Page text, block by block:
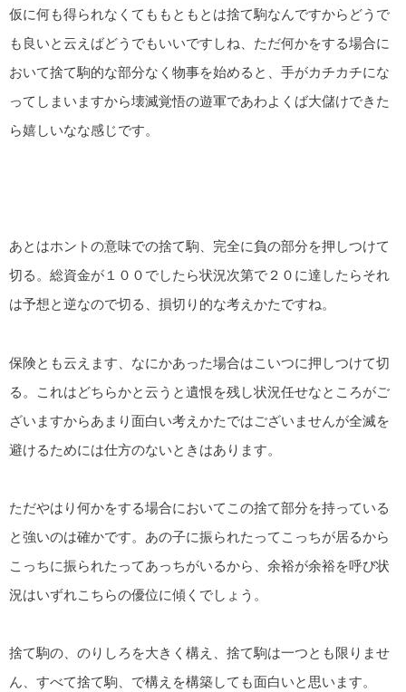
仮に何も得られなくてももともとは捨て駒なんですからどうで
も良いと云えばどうでもいいですしね、ただ何かをする場合に
おいて捨て駒的な部分なく物事を始めると、手がカチカチにな
ってしまいますから壊滅覚悟の遊軍であわよくば大儲けできた
ら嬉しいなな感じです。
あとはホントの意味での捨て駒、完全に負の部分を押しつけて
切る。総資金が１００でしたら状況次第で２０に達したらそれ
は予想と逆なので切る、損切り的な考えかたですね。
保険とも云えます、なにかあった場合はこいつに押しつけて切
る。これはどちらかと云うと遺恨を残し状況任せなところがご
ざいますからあまり面白い考えかたではございませんが全滅を
避けるためには仕方のないときはあります。
ただやはり何かをする場合においてこの捨て部分を持っている
と強いのは確かです。あの子に振られたってこっちが居るから
こっちに振られたってあっちがいるから、余裕が余裕を呼び状
況はいずれこちらの優位に傾くでしょう。
捨て駒の、のりしろを大きく構え、捨て駒は一つとも限りませ
ん、すべて捨て駒、で構えを構築しても面白いと思います。